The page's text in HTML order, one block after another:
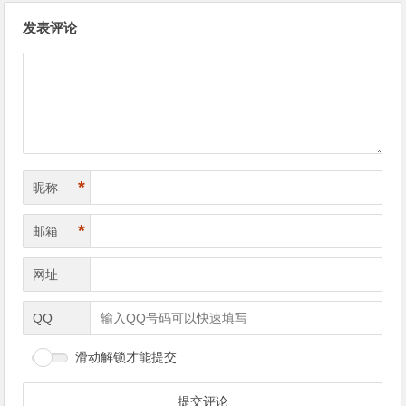
发表评论
昵称 *
邮箱 *
网址
QQ
滑动解锁才能提交